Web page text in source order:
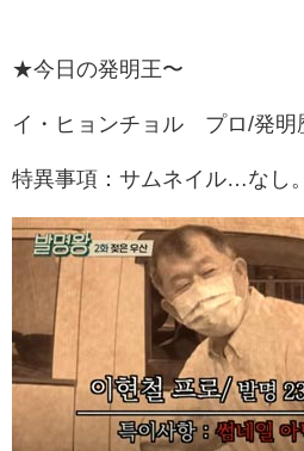
★今日の発明王〜
イ・ヒョンチョル プロ/発明
特異事項：サムネイル…なし。